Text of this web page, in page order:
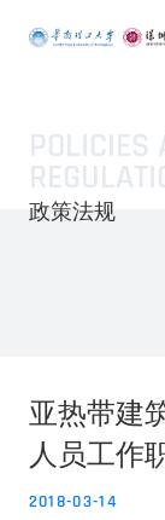
POLICIES
政策法规
亚热带建
人员工作
2018-03-14